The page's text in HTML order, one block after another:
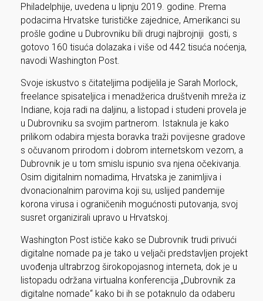
Philadelphije, uvedena u lipnju 2019. godine. Prema
podacima Hrvatske turističke zajednice, Amerikanci su
prošle godine u Dubrovniku bili drugi najbrojniji gosti, s
gotovo 160 tisuća dolazaka i više od 442 tisuća noćenja,
navodi Washington Post.
Svoje iskustvo s čitateljima podijelila je Sarah Morlock,
freelance spisateljica i menadžerica društvenih mreža iz
Indiane, koja radi na daljinu, a listopad i studeni provela je
u Dubrovniku sa svojim partnerom. Istaknula je kako
prilikom odabira mjesta boravka traži povijesne gradove
s očuvanom prirodom i dobrom internetskom vezom, a
Dubrovnik je u tom smislu ispunio sva njena očekivanja.
Osim digitalnim nomadima, Hrvatska je zanimljiva i
dvonacionalnim parovima koji su, uslijed pandemije
korona virusa i ograničenih mogućnosti putovanja, svoj
susret organizirali upravo u Hrvatskoj.
Washington Post ističe kako se Dubrovnik trudi privući
digitalne nomade pa je tako u veljači predstavljen projekt
uvođenja ultrabrzog širokopojasnog interneta, dok je u
listopadu održana virtualna konferencija „Dubrovnik za
digitalne nomade“ kako bi ih se potaknulo da odaberu